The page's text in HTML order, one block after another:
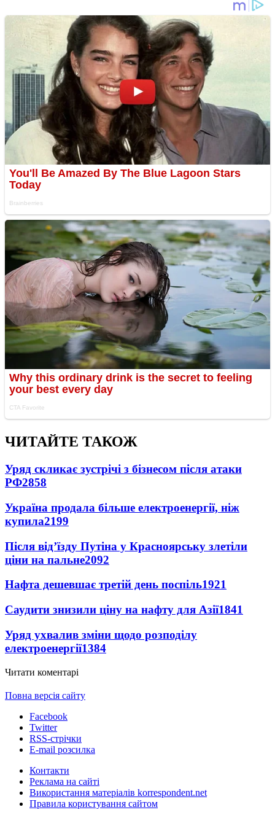
ЧИТАЙТЕ ТАКОЖ
Уряд скликає зустрічі з бізнесом після атаки
РФ2858
Україна продала більше електроенергії, ніж
купила2199
Після від’їзду Путіна у Красноярську злетіли
ціни на пальне2092
Нафта дешевшає третій день поспіль1921
Саудити знизили ціну на нафту для Азії1841
Уряд ухвалив зміни щодо розподілу
електроенергії1384
Читати коментарі
Повна версія сайту
Facebook
Twitter
RSS-стрічки
E-mail розсилка
Контакти
Реклама на сайті
Використання матеріалів korrespondent.net
Правила користування сайтом